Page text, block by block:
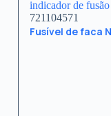
721104571
Fusível de faca